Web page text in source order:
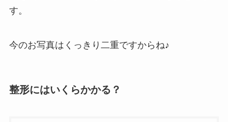
す。
今のお写真はくっきり二重ですからね♪
整形にはいくらかかる？